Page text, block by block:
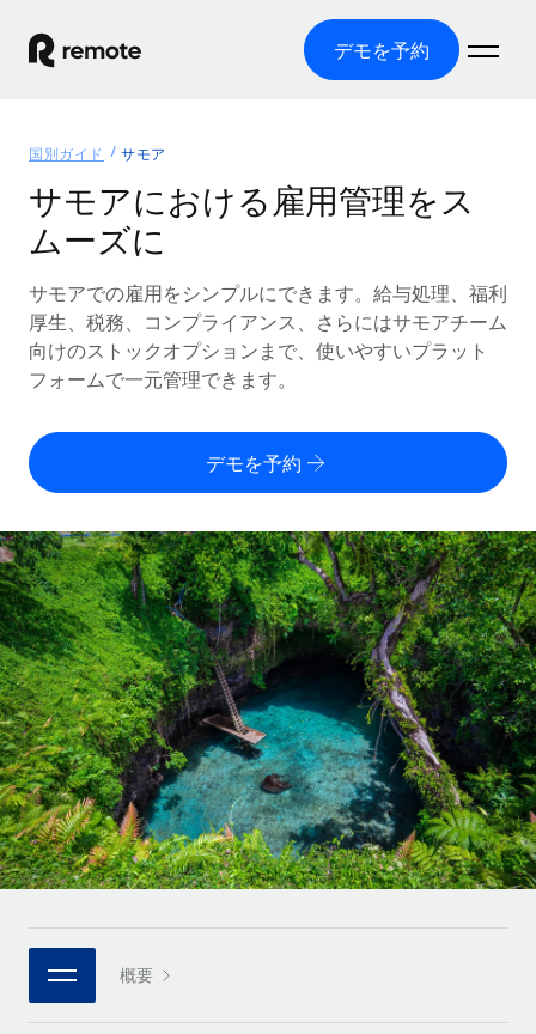
デモを予約
グローバル雇用
グローバル給与処理
コンプライアンス対応の給与処理を手軽に
Employer of Record（EOR）
グローバル展開をコストをかけずに実現
Contractor of Record
世界中の契約社員と法令を遵守して契約
世界中の契約社員をオンボーディングし、管理
PEO
複雑な雇用関連業務を外部委託
インフラ
Remote統合
人事機能をワークフローにシームレスに統合する
プラットフォーム
チームのための人事の基本機能を内蔵
接続 新しい
当社のMCPを使用して、あらゆるAIツールをRemoteに接続
統合
基本的なビジネスツールを活用して業務プロセスを効率化す
ソリューション
各国の制度に対応
国別ガイド
/国別のグローバル雇用支援を検索する
Remoteを他社と比較
成長の段階
スタートアップ
成長中の企業向けのアジャイルなグローバルHR・給与処理ソ
リューション
ミッドマーケット
カスタマイズされた人事ソリューションでチームを拡大する
企業
大企業向けのグローバルHR
パートナーに登録
戦略的テクノロジーパートナー
グローバルな人事機能を柔軟に自社プラットフォームへ統合
リソース
ツールと計算ツール
従業員コスト計算ツール
契約社員の報酬計算ツール
グローバルな契約社員向けに、通貨オプションと支払スピー
ドを確認する
REMOTEで学習
リサーチおよびガイド
活用事例
HR用語集
チェックリストおよびテンプレート
職務内容ライブラリ
ウェビナー
イベント
価格
English
Nederlands
Français
Deutsch
Español
Italiano
Português (Portugal)
日本語
한국어
ログイン
国別ガイド サモア
サモアにおける雇用管理をス
ムーズに
サモアでの雇用をシンプルにできます。給与処理、福利
厚生、税務、コンプライアンス、さらにはサモアチーム
向けのストックオプションまで、使いやすいプラット
フォームで一元管理できます。
デモを予約
概要